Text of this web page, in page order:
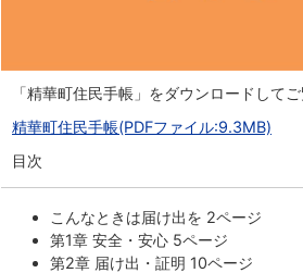
「精華町住民手帳」をダウンロードしてご
精華町住民手帳(PDFファイル:9.3MB)
目次
こんなときは届け出を 2ページ
第1章 安全・安心 5ページ
第2章 届け出・証明 10ページ